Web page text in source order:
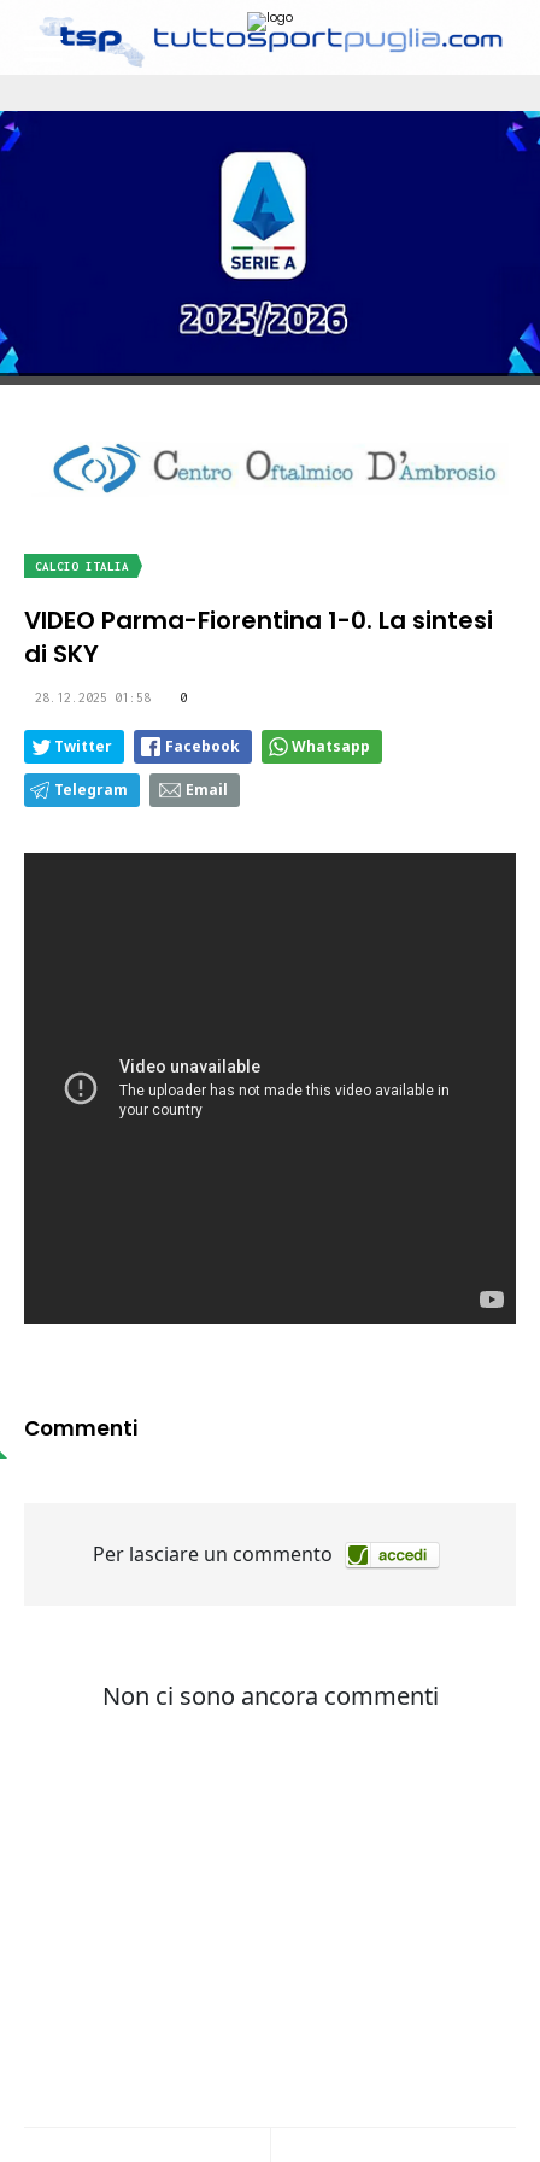
CALCIO ITALIA
VIDEO Parma-Fiorentina 1-0. La sintesi
di SKY
28.12.2025 01:58 0
Twitter Facebook Whatsapp
Telegram Email
Commenti